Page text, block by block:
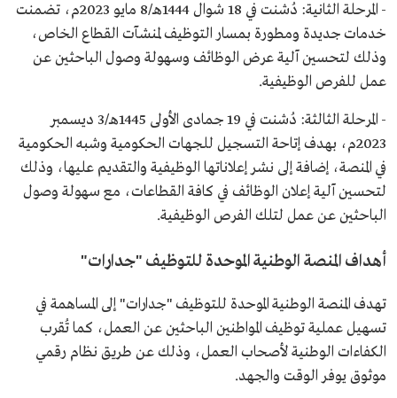
- المرحلة الثانية: دُشنت في 18 شوال 1444هـ/8 مايو 2023م، تضمنت
خدمات جديدة ومطورة بمسار التوظيف لمنشآت القطاع الخاص،
وذلك لتحسين آلية عرض الوظائف وسهولة وصول الباحثين عن
عمل للفرص الوظيفية.
- المرحلة الثالثة: دُشنت في 19 جمادى الأولى 1445هـ/3 ديسمبر
2023م، بهدف إتاحة التسجيل للجهات الحكومية وشبه الحكومية
في المنصة، إضافة إلى نشر إعلاناتها الوظيفية والتقديم عليها، وذلك
لتحسين آلية إعلان الوظائف في كافة القطاعات، مع سهولة وصول
الباحثين عن عمل لتلك الفرص الوظيفية.
أهداف المنصة الوطنية الموحدة للتوظيف "جدارات"
تهدف المنصة الوطنية الموحدة للتوظيف "جدارات" إلى المساهمة في
تسهيل عملية توظيف المواطنين الباحثين عن العمل، كما تُقرب
الكفاءات الوطنية لأصحاب العمل، وذلك عن طريق نظام رقمي
موثوق يوفر الوقت والجهد.